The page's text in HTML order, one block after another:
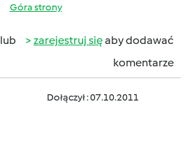
Góra strony
lub zarejestruj sięaby dodawać
komentarze
Dołączył : 07.10.2011